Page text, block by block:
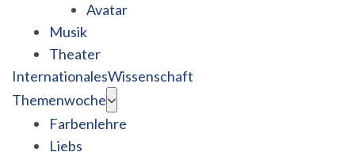
Avatar
Musik
Theater
InternationalesWissenschaft
Themenwoche
Farbenlehre
Liebs